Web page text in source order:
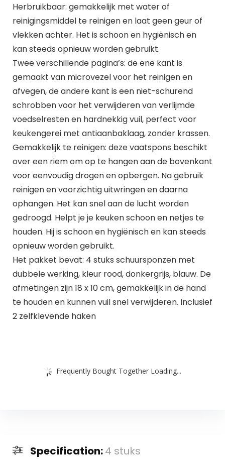
Herbruikbaar: gemakkelijk met water of
reinigingsmiddel te reinigen en laat geen geur of
vlekken achter. Het is schoon en hygiënisch en
kan steeds opnieuw worden gebruikt.
Twee verschillende pagina’s: de ene kant is
gemaakt van microvezel voor het reinigen en
afvegen, de andere kant is een niet-schurend
schrobben voor het verwijderen van verlijmde
voedselresten en hardnekkig vuil, perfect voor
keukengerei met antiaanbaklaag, zonder krassen.
Gemakkelijk te reinigen: deze vaatspons beschikt
over een riem om op te hangen aan de bovenkant
voor eenvoudig drogen en opbergen. Na gebruik
reinigen en voorzichtig uitwringen en daarna
ophangen. Het kan snel aan de lucht worden
gedroogd. Helpt je je keuken schoon en netjes te
houden. Hij is schoon en hygiënisch en kan steeds
opnieuw worden gebruikt.
Het pakket bevat: 4 stuks schuursponzen met
dubbele werking, kleur rood, donkergrijs, blauw. De
afmetingen zijn 18 x 10 cm, gemakkelijk in de hand
te houden en kunnen vuil snel verwijderen. Inclusief
2 zelfklevende haken
Frequently Bought Together Loading...
Specification:4 stuks